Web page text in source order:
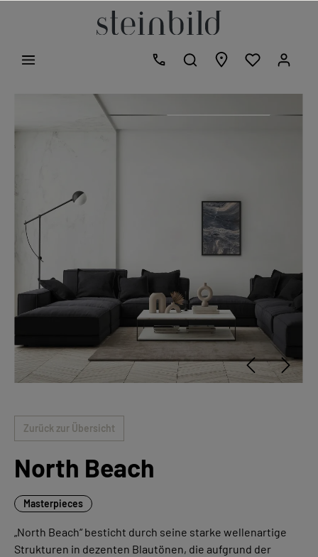
Zurück zur Übersicht
North Beach
Masterpieces
„North Beach“ besticht durch seine starke wellenartige
Strukturen in dezenten Blautönen, die aufgrund der